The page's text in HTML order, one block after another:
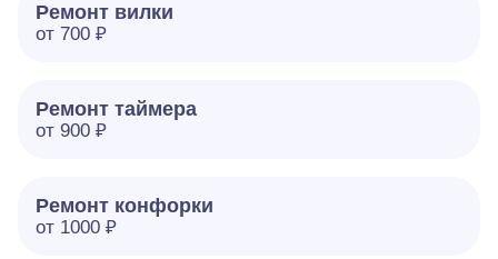
Ремонт вилки
от 700 ₽
Ремонт таймера
от 900 ₽
Ремонт конфорки
от 1000 ₽